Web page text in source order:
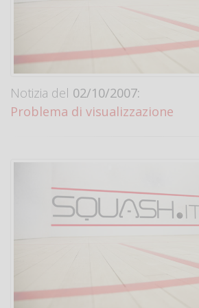
Notizia del 02/10/2007:
Problema di visualizzazione